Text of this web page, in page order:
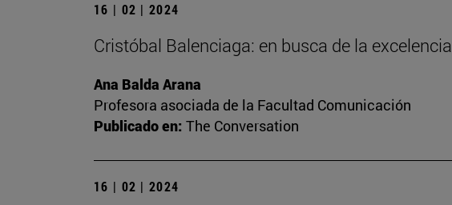
16 | 02 | 2024
Cristóbal Balenciaga: en busca de la excelencia
Ana Balda Arana
Profesora asociada de la Facultad Comunicación
Publicado en: The Conversation
16 | 02 | 2024